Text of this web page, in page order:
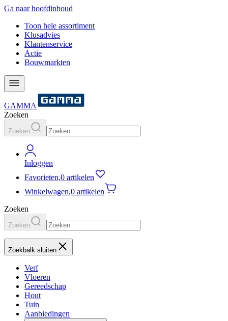
Ga naar hoofdinhoud
Toon hele assortiment
Klusadvies
Klantenservice
Actie
Bouwmarkten
GAMMA
Zoeken
Zoeken
Inloggen
Favorieten,0 artikelen
Winkelwagen,0 artikelen
Zoeken
Zoeken
Zoekbalk sluiten
Verf
Vloeren
Gereedschap
Hout
Tuin
Aanbiedingen